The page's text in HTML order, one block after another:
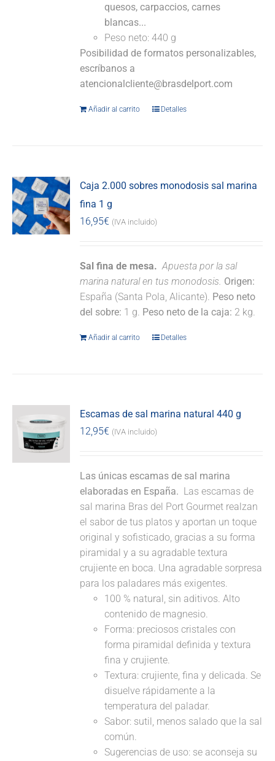
quesos, carpaccios, carnes
blancas...
Peso neto: 440 g
Posibilidad de formatos personalizables,
escríbanos a
atencionalcliente@brasdelport.com
Añadir al carrito Detalles
Caja 2.000 sobres monodosis sal marina
fina 1 g
16,95€ (IVA incluido)
Sal fina de mesa. Apuesta por la sal
marina natural en tus monodosis. Origen:
España (Santa Pola, Alicante). Peso neto
del sobre: 1 g. Peso neto de la caja: 2 kg.
Añadir al carrito Detalles
Escamas de sal marina natural 440 g
12,95€ (IVA incluido)
Las únicas escamas de sal marina
elaboradas en España. Las escamas de
sal marina Bras del Port Gourmet realzan
el sabor de tus platos y aportan un toque
original y sofisticado, gracias a su forma
piramidal y a su agradable textura
crujiente en boca. Una agradable sorpresa
para los paladares más exigentes.
100 % natural, sin aditivos. Alto
contenido de magnesio.
Forma: preciosos cristales con
forma piramidal definida y textura
fina y crujiente.
Textura: crujiente, fina y delicada. Se
disuelve rápidamente a la
temperatura del paladar.
Sabor: sutil, menos salado que la sal
común.
Sugerencias de uso: se aconseja su